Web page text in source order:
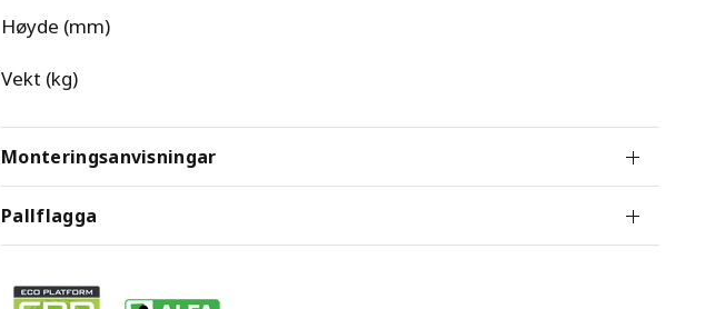
Høyde (mm)
Vekt (kg)
Monteringsanvisningar
Pallflagga